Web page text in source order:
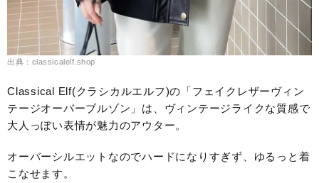
出典：classicalelf.shop
Classical Elf(クラシカルエルフ)の「フェイクレザーヴィン
テージオーバーブルゾン」は、ヴィンテージライクな質感で
大人っぽい表情が魅力のアウター。
オーバーシルエットなのでハードになりすぎず、ゆるっと着
こなせます。